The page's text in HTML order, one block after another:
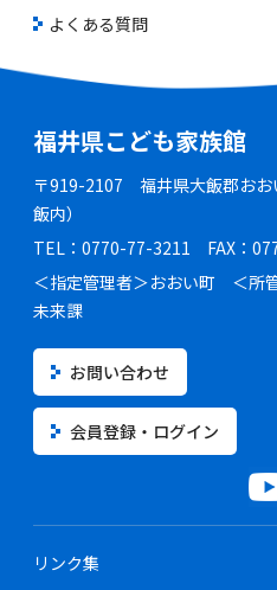
よくある質問
福井県こども家族館
〒919-2107 福井県大飯郡お
飯内）
TEL：0770-77-3211 FAX：
＜指定管理者＞おおい町 ＜所
未来課
お問い合わせ
会員登録・ログイン
リンク集